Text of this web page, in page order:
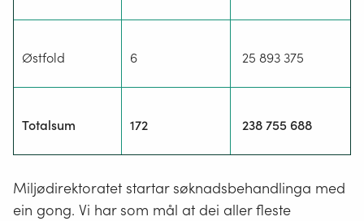
Østfold 6 25 893 375
Totalsum 172 238 755 688
Miljødirektoratet startar søknadsbehandlinga med
ein gong. Vi har som mål at dei aller fleste